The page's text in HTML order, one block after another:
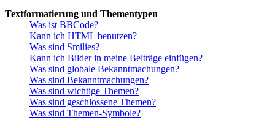
Textformatierung und Thementypen
Was ist BBCode?
Kann ich HTML benutzen?
Was sind Smilies?
Kann ich Bilder in meine Beiträge einfügen?
Was sind globale Bekanntmachungen?
Was sind Bekanntmachungen?
Was sind wichtige Themen?
Was sind geschlossene Themen?
Was sind Themen-Symbole?